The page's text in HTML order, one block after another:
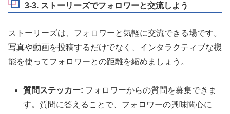
3-3. ストーリーズでフォロワーと交流しよう
ストーリーズは、フォロワーと気軽に交流できる場です。
写真や動画を投稿するだけでなく、インタラクティブな機
能を使ってフォロワーとの距離を縮めましょう。
質問ステッカー: フォロワーからの質問を募集できま
す。質問に答えることで、フォロワーの興味関心に